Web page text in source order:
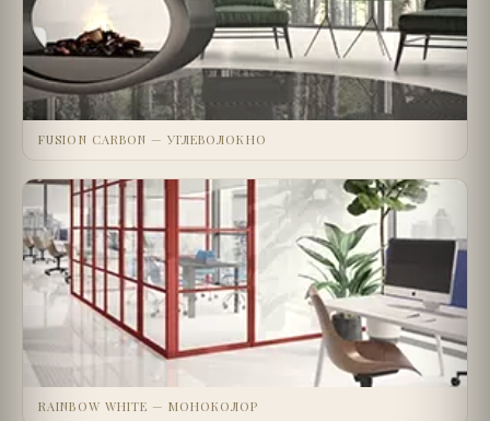
FUSION CARBON — УГЛЕВОЛОКНО
RAINBOW WHITE — МОНОКОЛОР